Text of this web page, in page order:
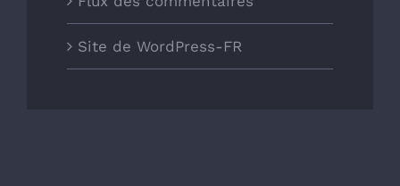
Site de WordPress-FR